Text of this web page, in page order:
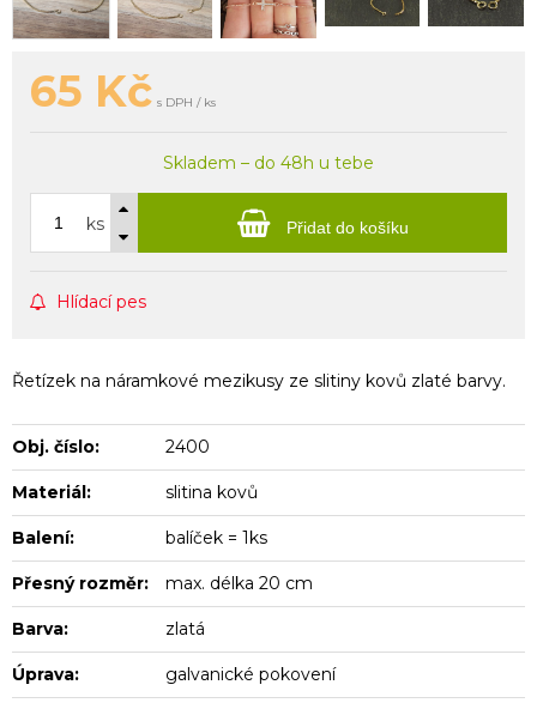
65 Kč s DPH / ks
Skladem – do 48h u tebe
ks Přidat do košíku
Hlídací pes
Řetízek na náramkové mezikusy ze slitiny kovů zlaté barvy.
Obj. číslo: 2400
Materiál: slitina kovů
Balení: balíček = 1ks
Přesný rozměr: max. délka 20 cm
Barva: zlatá
Úprava: galvanické pokovení